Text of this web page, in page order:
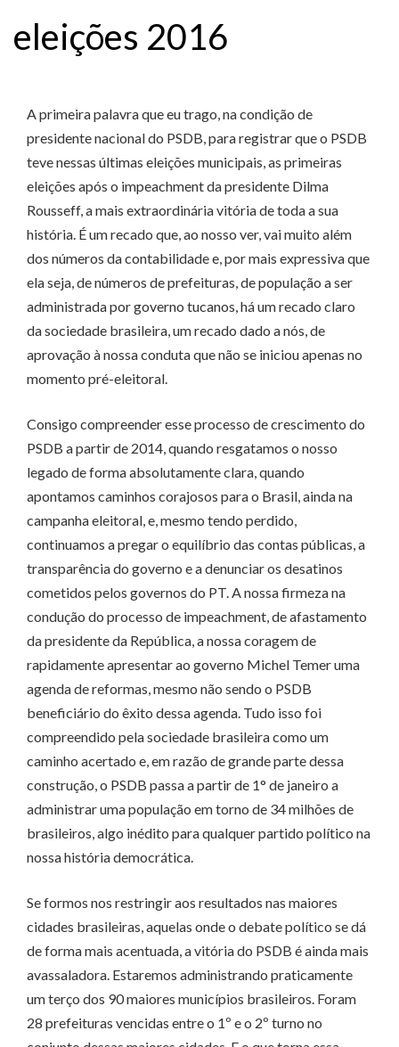
eleições 2016
A primeira palavra que eu trago, na condição de
presidente nacional do PSDB, para registrar que o PSDB
teve nessas últimas eleições municipais, as primeiras
eleições após o impeachment da presidente Dilma
Rousseff, a mais extraordinária vitória de toda a sua
história. É um recado que, ao nosso ver, vai muito além
dos números da contabilidade e, por mais expressiva que
ela seja, de números de prefeituras, de população a ser
administrada por governo tucanos, há um recado claro
da sociedade brasileira, um recado dado a nós, de
aprovação à nossa conduta que não se iniciou apenas no
momento pré-eleitoral.
Consigo compreender esse processo de crescimento do
PSDB a partir de 2014, quando resgatamos o nosso
legado de forma absolutamente clara, quando
apontamos caminhos corajosos para o Brasil, ainda na
campanha eleitoral, e, mesmo tendo perdido,
continuamos a pregar o equilíbrio das contas públicas, a
transparência do governo e a denunciar os desatinos
cometidos pelos governos do PT. A nossa firmeza na
condução do processo de impeachment, de afastamento
da presidente da República, a nossa coragem de
rapidamente apresentar ao governo Michel Temer uma
agenda de reformas, mesmo não sendo o PSDB
beneficiário do êxito dessa agenda. Tudo isso foi
compreendido pela sociedade brasileira como um
caminho acertado e, em razão de grande parte dessa
construção, o PSDB passa a partir de 1° de janeiro a
administrar uma população em torno de 34 milhões de
brasileiros, algo inédito para qualquer partido político na
nossa história democrática.
Se formos nos restringir aos resultados nas maiores
cidades brasileiras, aquelas onde o debate político se dá
de forma mais acentuada, a vitória do PSDB é ainda mais
avassaladora. Estaremos administrando praticamente
um terço dos 90 maiores municípios brasileiros. Foram
28 prefeituras vencidas entre o 1º e o 2º turno no